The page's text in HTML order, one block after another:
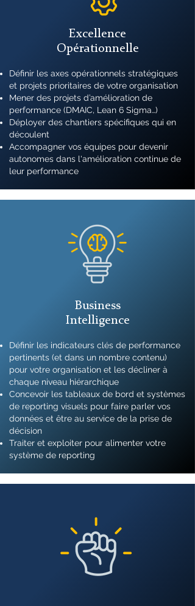
Excellence
Opérationnelle
Définir les axes opérationnels stratégiques
et projets prioritaires de votre organisation
Mener des projets d’amélioration de
performance (DMAIC, Lean 6 Sigma…)
Déployer des chantiers spécifiques qui en
découlent
Accompagner vos équipes pour devenir
autonomes dans l'amélioration continue de
leur performance
Business
Intelligence
Définir les indicateurs clés de performance
pertinents (et dans un nombre contenu)
pour votre organisation et les décliner à
chaque niveau hiérarchique
Concevoir les tableaux de bord et systèmes
de reporting visuels pour faire parler vos
données et être au service de la prise de
décision
Traiter et exploiter pour alimenter votre
système de reporting